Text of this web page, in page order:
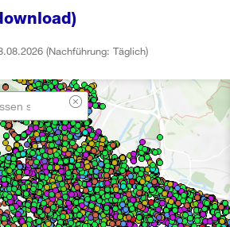
(Nachführung: Täglich)